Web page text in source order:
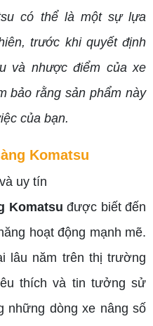
có thể là một sự lựa
trước khi quyết định
và nhược điểm của xe
bảo rằng sản phẩm này
của bạn.
Komatsu
uy tín
Komatsu được biết đến
hoạt động mạnh mẽ.
lâu năm trên thị trường
thích và tin tưởng sử
những dòng xe nâng số